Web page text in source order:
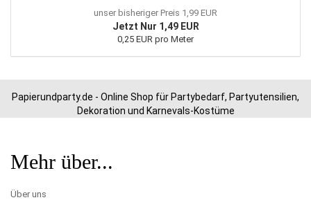
unser bisheriger Preis 1,99 EUR
Jetzt Nur 1,49 EUR
0,25 EUR pro Meter
Papierundparty.de - Online Shop für Partybedarf, Partyutensilien,
Dekoration und Karnevals-Kostüme
Mehr über...
Über uns